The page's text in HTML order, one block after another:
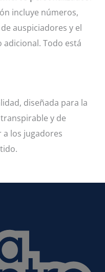
incluye números,
auspiciadores y el
Todo está
diseñada para la
y de
los jugadores